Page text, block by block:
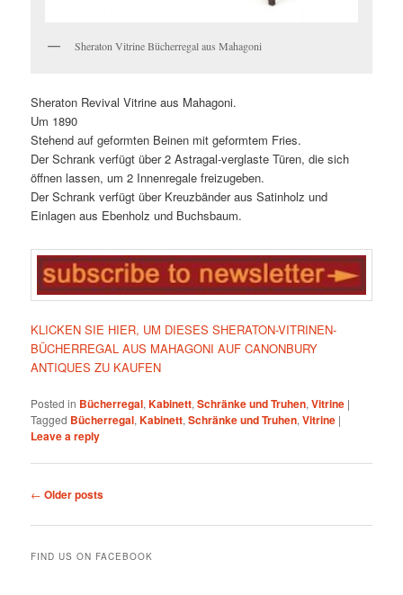
Sheraton Vitrine Bücherregal aus Mahagoni
Sheraton Revival Vitrine aus Mahagoni.
Um 1890
Stehend auf geformten Beinen mit geformtem Fries.
Der Schrank verfügt über 2 Astragal-verglaste Türen, die sich
öffnen lassen, um 2 Innenregale freizugeben.
Der Schrank verfügt über Kreuzbänder aus Satinholz und
Einlagen aus Ebenholz und Buchsbaum.
KLICKEN SIE HIER, UM DIESES SHERATON-VITRINEN-
BÜCHERREGAL AUS MAHAGONI AUF CANONBURY
ANTIQUES ZU KAUFEN
Posted in Bücherregal,Kabinett,Schränke und Truhen,Vitrine |
Tagged Bücherregal,Kabinett,Schränke und Truhen,Vitrine |
Leave a reply
Post
← Older posts
FIND US ON FACEBOOK